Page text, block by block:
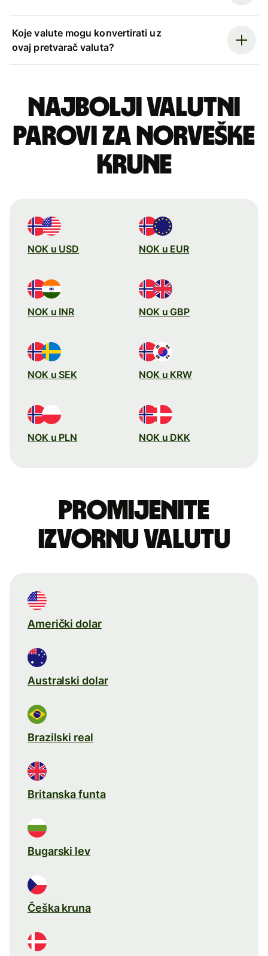
Koje valute mogu konvertirati uz
ovaj pretvarač valuta?
Najbolji valutni
parovi za norveške
krune
NOK u USD NOK u EUR
NOK u INR NOK u GBP
NOK u SEK NOK u KRW
NOK u PLN NOK u DKK
Promijenite
izvornu valutu
Američki dolar
Australski dolar
Brazilski real
Britanska funta
Bugarski lev
Češka kruna